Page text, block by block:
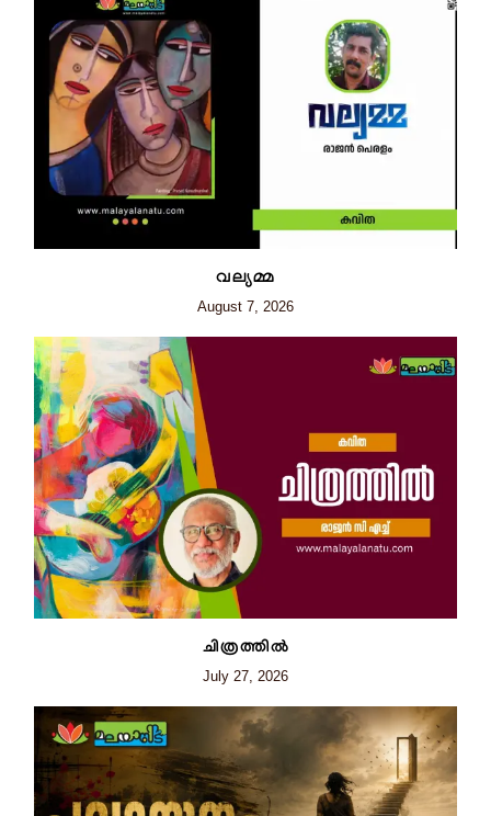
വല്യമ്മ
August 7, 2026
ചിത്രത്തില്‍
July 27, 2026